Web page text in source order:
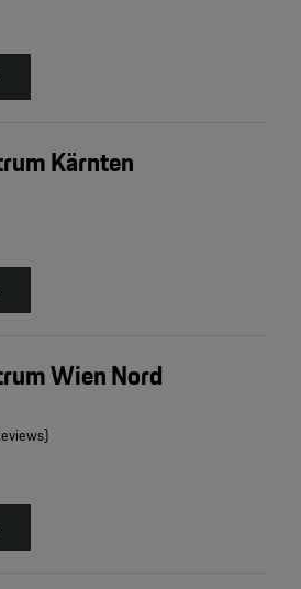
Kärnten
Wien Nord
)